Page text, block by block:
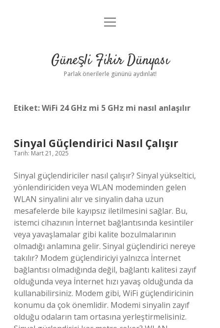
Anasayfa
Yasal Uyarı
menüyü
Güneşli Fikir Dünyası
Parlak önerilerle gününü aydınlat!
Etiket:WiFi 24 GHz mi 5 GHz mi nasıl anlaşılır
Sinyal Güçlendirici Nasıl Çalışır
Tarih: Mart 21, 2025
Sinyal güçlendiriciler nasıl çalışır? Sinyal yükseltici,
yönlendiriciden veya WLAN modeminden gelen
WLAN sinyalini alır ve sinyalin daha uzun
mesafelerde bile kayıpsız iletilmesini sağlar. Bu,
istemci cihazının İnternet bağlantısında kesintiler
veya yavaşlamalar gibi kalite bozulmalarının
olmadığı anlamına gelir. Sinyal güçlendirici nereye
takılır? Modem güçlendiriciyi yalnızca İnternet
bağlantısı olmadığında değil, bağlantı kalitesi zayıf
olduğunda veya İnternet hızı yavaş olduğunda da
kullanabilirsiniz. Modem gibi, WiFi güçlendiricinin
konumu da çok önemlidir. Modemi sinyalin zayıf
olduğu odaların tam ortasına yerleştirmelisiniz.